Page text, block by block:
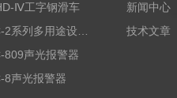
Ⅳ工字钢滑车
809声光报警器
8声光报警器
新闻中心
技术文章